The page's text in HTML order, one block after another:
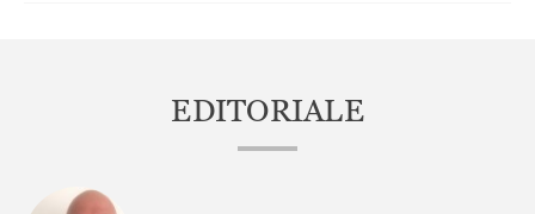
EDITORIALE